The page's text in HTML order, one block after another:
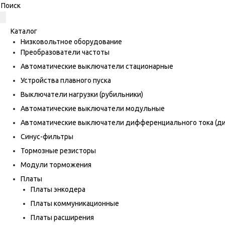
Каталог
Низковольтное оборудование
Преобразователи частоты
Автоматические выключатели стационарные
Устройства плавного пуска
Выключатели нагрузки (рубильники)
Автоматические выключатели модульные
Автоматические выключатели дифференциального тока
Синус-фильтры
Тормозные резисторы
Модули торможения
Платы
Платы энкодера
Платы коммуникационные
Платы расширения